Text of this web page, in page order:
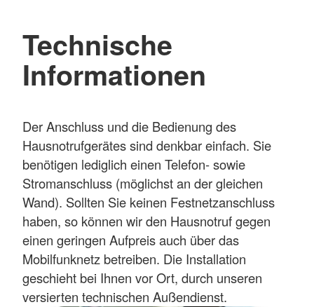
Technische
Informationen
Der Anschluss und die Bedienung des
Hausnotrufgerätes sind denkbar einfach. Sie
benötigen lediglich einen Telefon- sowie
Stromanschluss (möglichst an der gleichen
Wand). Sollten Sie keinen Festnetzanschluss
haben, so können wir den Hausnotruf gegen
einen geringen Aufpreis auch über das
Mobilfunknetz betreiben. Die Installation
geschieht bei Ihnen vor Ort, durch unseren
versierten technischen Außendienst.